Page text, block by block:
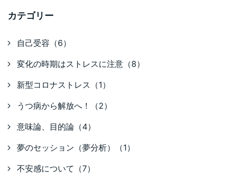
カテゴリー
自己受容（6）
変化の時期はストレスに注意（8）
新型コロナストレス（1）
うつ病から解放へ！（2）
意味論、目的論（4）
夢のセッション（夢分析）（1）
不安感について（7）